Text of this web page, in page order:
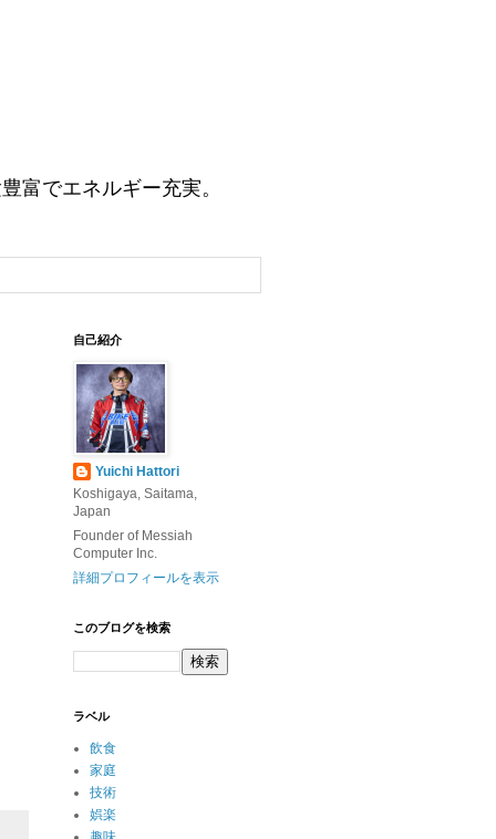
富でエネルギー充実。
自己紹介
Yuichi Hattori
Koshigaya, Saitama,
Japan
Founder of Messiah
Computer Inc.
詳細プロフィールを表示
このブログを検索
ラベル
飲食
家庭
技術
娯楽